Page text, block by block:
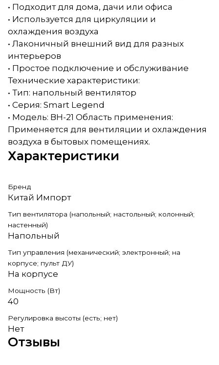
• Подходит для дома, дачи или офиса
• Используется для циркуляции и
охлаждения воздуха
• Лаконичный внешний вид для разных
интерьеров
• Простое подключение и обслуживание
Технические характеристики:
• Тип: напольный вентилятор
• Серия: Smart Legend
• Модель: ВН-21 Область применения:
Применяется для вентиляции и охлаждения
воздуха в бытовых помещениях.
Характеристики
Бренд
Китай Импорт
Тип вентилятора (напольный; настольный; колонный;
настенный)
Напольный
Тип управления (механический; электронный; на
корпусе; пульт ДУ)
На корпусе
Мощность (Вт)
40
Регулировка высоты (есть; нет)
Нет
Отзывы